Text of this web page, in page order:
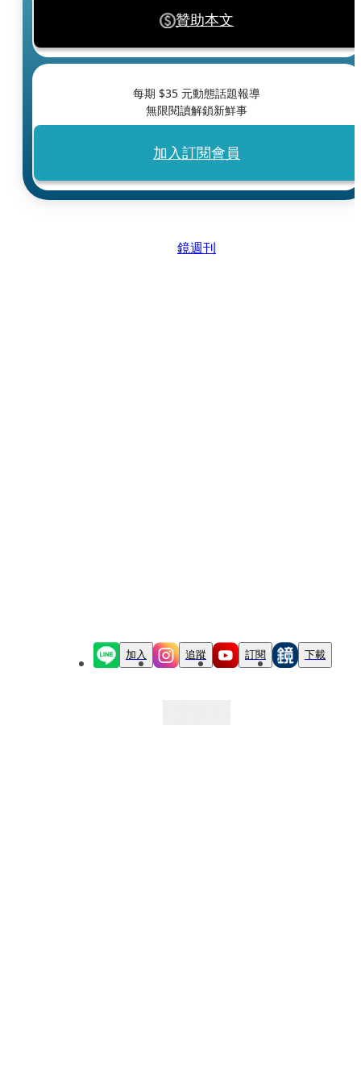
贊助本文
每期 $35 元動態話題報導
無限閱讀解鎖新鮮事
加入訂閱會員
鏡週刊
加入 追蹤 訂閱 下載